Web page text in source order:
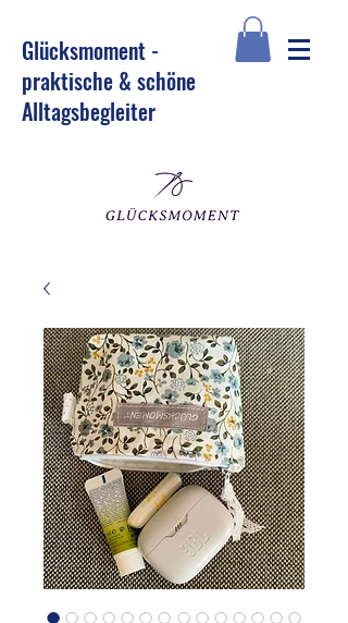
Glücksmoment -
praktische & schöne
Alltagsbegleiter